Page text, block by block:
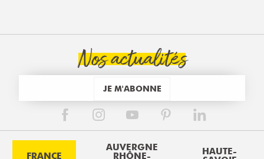
Nos actualités
JE M'ABONNE
FRANCE
AUVERGNE
RHÔNE-
HAUTE-